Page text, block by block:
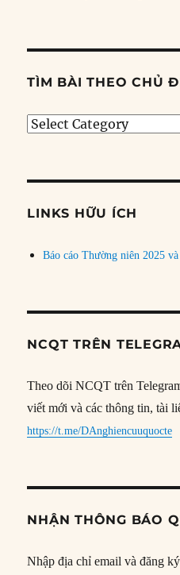
TÌM BÀI THEO CHỦ
Tìm
đề
LINKS HỮU ÍCH
Báo cáo Thường niên 2025
NCQT TRÊN
Theo dõi NCQT trên
viết mới và các thông tin, tài
https://t.me/DAnghiencuuquocte
NHẬN THÔNG BÁO
Nhập địa chỉ email và đăng